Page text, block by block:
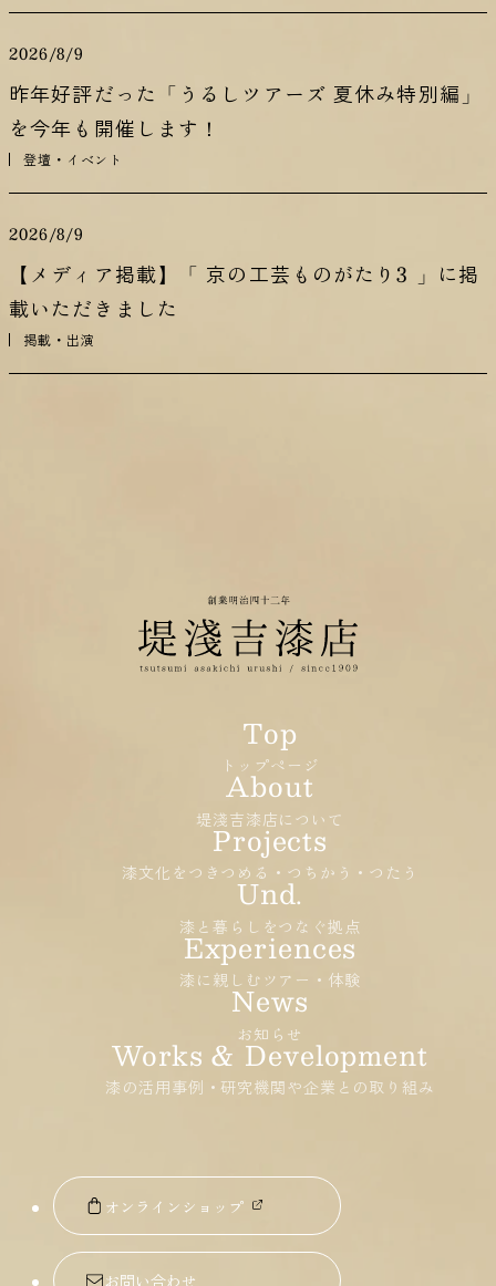
2026/8/9
昨年好評だった「うるしツアーズ 夏休み特別編」
を今年も開催します！
登壇・イベント
2026/8/9
【メディア掲載】「 京の工芸ものがたり3 」に掲
載いただきました
掲載・出演
トップページ
堤淺吉漆店について
漆文化をつきつめる・つちかう・つたう
漆と暮らしをつなぐ拠点
漆に親しむツアー・体験
お知らせ
漆の活用事例・研究機関や企業との取り組み
オンラインショップ
お問い合わせ